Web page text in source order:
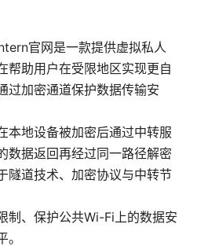
官网是一款提供虚拟私人
帮助用户在受限地区实现更自
过加密通道保护数据传输安
本地设备被加密后通过中转服
数据返回再经过同一路径解密
隧道技术、加密协议与中转节
制、保护公共Wi-Fi上的数据安